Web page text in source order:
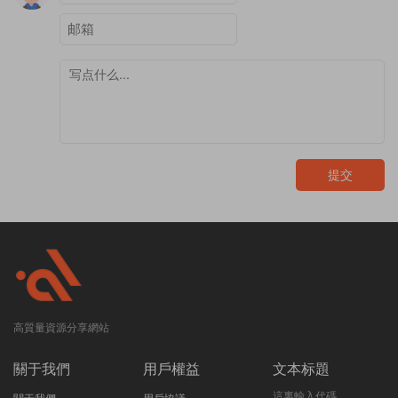
提交
高質量資源分享網站
關于我們 用戶權益 文本标題